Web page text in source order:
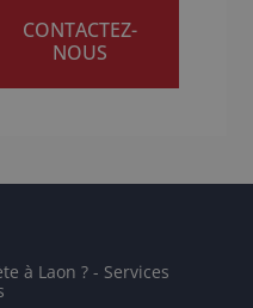
CONTACTEZ-
NOUS
à Laon ? - Services